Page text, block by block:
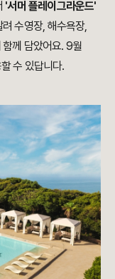
'서머 플레이그라운드'
수영장, 해수욕장,
께 담았어요. 9월
수 있답니다.